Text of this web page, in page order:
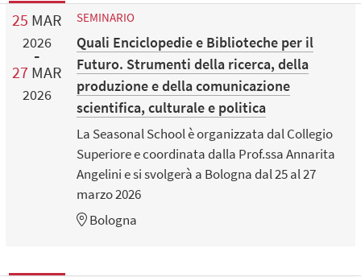
25 MAR
2026
27 MAR
2026
SEMINARIO
Quali Enciclopedie e Biblioteche per il
Futuro. Strumenti della ricerca, della
produzione e della comunicazione
scientifica, culturale e politica
La Seasonal School è organizzata dal Collegio
Superiore e coordinata dalla Prof.ssa Annarita
Angelini e si svolgerà a Bologna dal 25 al 27
marzo 2026
Bologna